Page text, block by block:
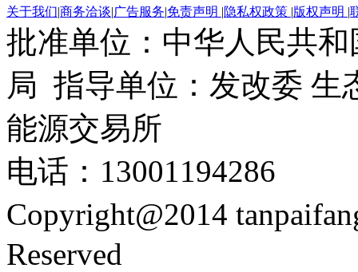
关于我们|商务洽谈|广告服务|免责声明 |隐私权政策 |版权声明 |
批准单位：中华人民共
局 指导单位：发改委 生
能源交易所
电话：13001194286
Copyright@2014
Reserved